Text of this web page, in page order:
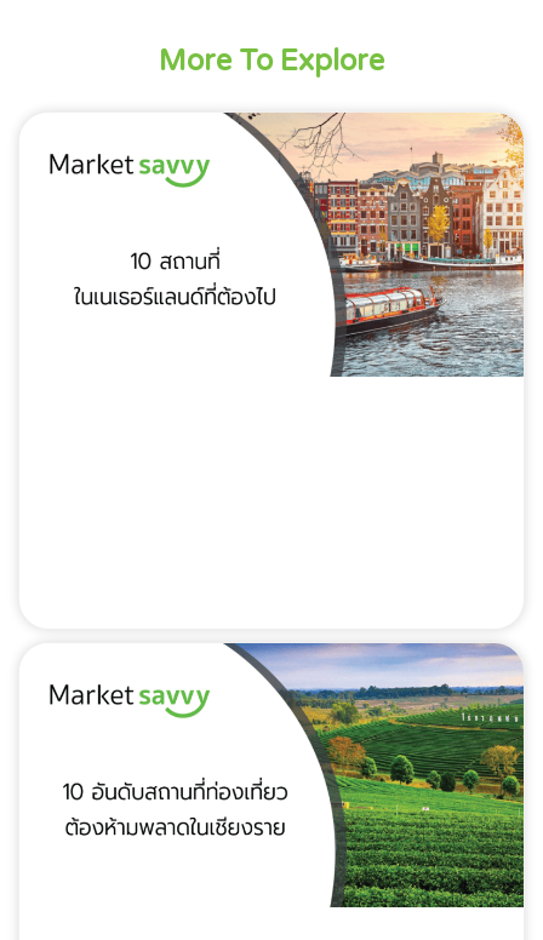
More To Explore